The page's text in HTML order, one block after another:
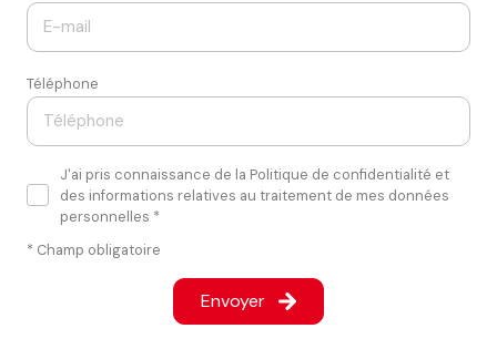
Téléphone
J'ai pris connaissance de la Politique de confidentialité et
des informations relatives au traitement de mes données
personnelles *
* Champ obligatoire
Envoyer